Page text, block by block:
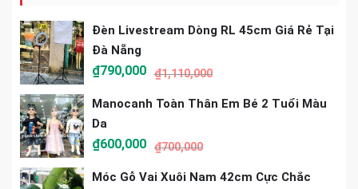
Đèn Livestream Dòng RL 45cm Giá Rẻ Tại
Đà Nẵng
₫1,110,000
₫790,000
Manocanh Toàn Thân Em Bé 2 Tuổi Màu
Da
₫700,000
₫600,000
Móc Gỗ Vai Xuôi Nam 42cm Cực Chắc